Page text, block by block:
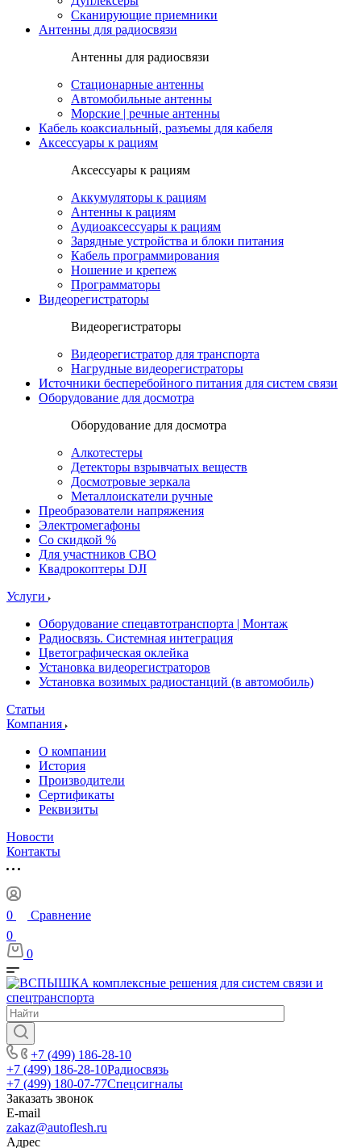
Сканирующие приемники
Антенны для радиосвязи
Антенны для радиосвязи
Стационарные антенны
Автомобильные антенны
Морские | речные антенны
Кабель коаксиальный, разъемы для кабеля
Аксессуары к рациям
Аксессуары к рациям
Аккумуляторы к рациям
Антенны к рациям
Аудиоаксессуары к рациям
Зарядные устройства и блоки питания
Кабель программирования
Ношение и крепеж
Программаторы
Видеорегистраторы
Видеорегистраторы
Видеорегистратор для транспорта
Нагрудные видеорегистраторы
Источники бесперебойного питания для систем связи
Оборудование для досмотра
Оборудование для досмотра
Алкотестеры
Детекторы взрывчатых веществ
Досмотровые зеркала
Металлоискатели ручные
Преобразователи напряжения
Электромегафоны
Со скидкой %
Для участников СВО
Квадрокоптеры DJI
Услуги
Оборудование спецавтотранспорта | Монтаж
Радиосвязь. Системная интеграция
Цветографическая оклейка
Установка видеорегистраторов
Установка возимых радиостанций (в автомобиль)
Статьи
Компания
О компании
История
Производители
Сертификаты
Реквизиты
Новости
Контакты
0
Сравнение
0
0
+7 (499) 186-28-10
+7 (499) 186-28-10Радиосвязь
+7 (499) 180-07-77Спецсигналы
Заказать звонок
E-mail
zakaz@autoflesh.ru
Адрес